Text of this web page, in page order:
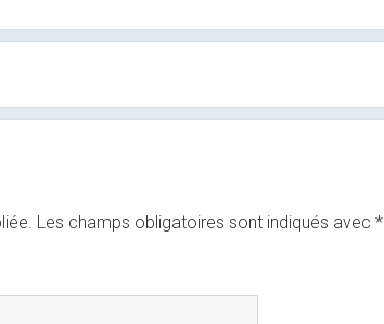
Les champs obligatoires sont indiqués avec *